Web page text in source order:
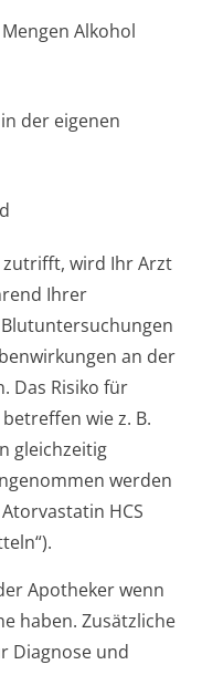
Alkohol
der eigenen
zutrifft, wird Ihr Arzt
Ihrer
an der
Das Risiko für
wie z. B.
gleichzeitig
werden
HCS
Apotheker wenn
haben. Zusätzliche
Diagnose und